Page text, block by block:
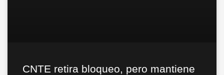
CNTE retira bloqueo, pero mantiene